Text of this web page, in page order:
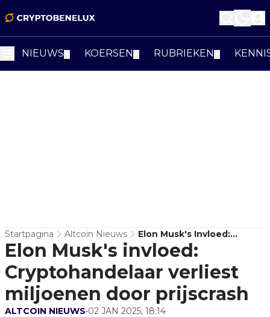
NIEUWS KOERSEN RUBRIEKEN
Startpagina Altcoin Nieuws
Elon Musk's Invloed:
Cryptohandelaar Verliest
Miljoenen Door Prijscrash
Elon Musk's invloed:
Cryptohandelaar verliest
miljoenen door prijscrash
ALTCOIN NIEUWS•02 JAN 2025, 18:14